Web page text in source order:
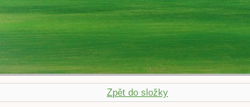
Zpět do složky